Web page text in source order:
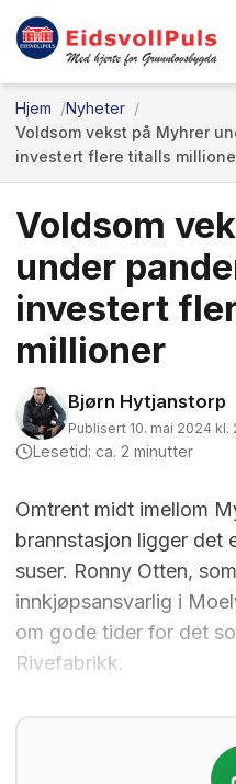
Hjem
Nyheter
Voldsom vekst på Myhrer
investert flere titalls
Voldsom
under
investert
millioner
Bjørn Hytjanstorp
Publisert 10. mai 2024 kl.
Lesetid: ca. 2 minutter
Omtrent midt imellom
brannstasjon ligger det
suser. Ronny Otten,
innkjøpsansvarlig i
om gode tider for det
Rivefabrikk.